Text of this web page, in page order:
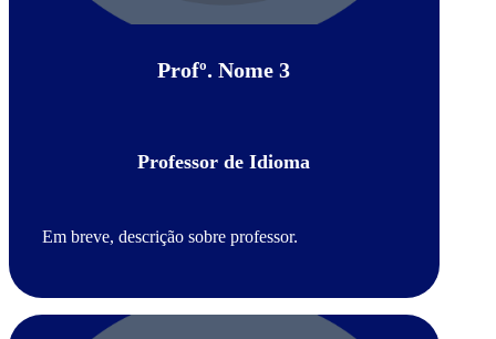
Profº. Nome 3
Professor de Idioma
Em breve, descrição sobre professor.